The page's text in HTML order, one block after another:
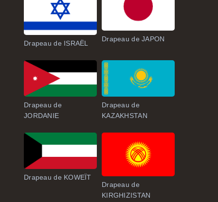
Drapeau de ISRAËL
Drapeau de JAPON
Drapeau de
JORDANIE
Drapeau de
KAZAKHSTAN
Drapeau de KOWEÏT
Drapeau de
KIRGHIZISTAN